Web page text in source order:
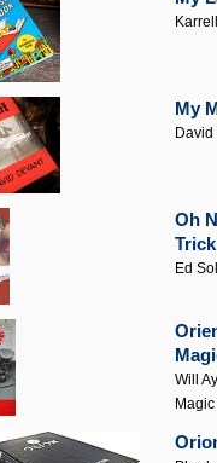
My
Oh
Trick
Ed
Will
Magic